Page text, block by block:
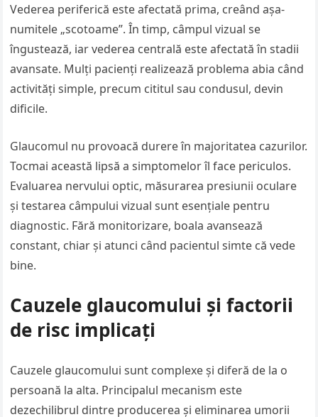
Vederea periferică este afectată prima, creând așa-
numitele „scotoame”. În timp, câmpul vizual se
îngustează, iar vederea centrală este afectată în stadii
avansate. Mulți pacienți realizează problema abia când
activități simple, precum cititul sau condusul, devin
dificile.
Glaucomul nu provoacă durere în majoritatea cazurilor.
Tocmai această lipsă a simptomelor îl face periculos.
Evaluarea nervului optic, măsurarea presiunii oculare
și testarea câmpului vizual sunt esențiale pentru
diagnostic. Fără monitorizare, boala avansează
constant, chiar și atunci când pacientul simte că vede
bine.
Cauzele glaucomului și factorii
de risc implicați
Cauzele glaucomului sunt complexe și diferă de la o
persoană la alta. Principalul mecanism este
dezechilibrul dintre producerea și eliminarea umorii